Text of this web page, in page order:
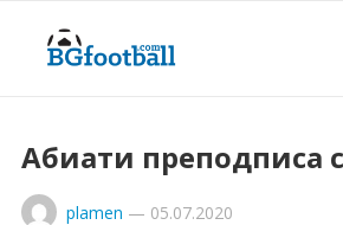
Абиати преподписа
plamen — 05.07.2020